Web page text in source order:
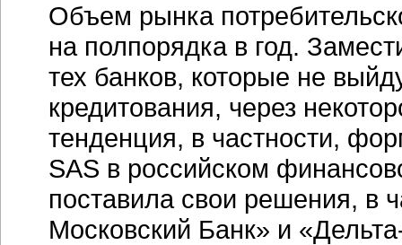
Объем рынка
на полпорядка в год.
тех банков, которые не
кредитования, через
тенденция, в частности,
SAS в российском
поставила свои решения, в
Московский Банк» и